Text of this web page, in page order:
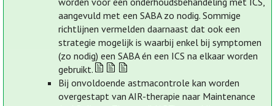
aangevuld met een SABA zo nodig. Sommige
richtlijnen vermelden daarnaast dat ook een
strategie mogelijk is waarbij enkel bij symptomen
(zo nodig) een SABA én een ICS na elkaar worden
gebruikt.
Bij onvoldoende astmacontrole kan worden
overgestapt van AIR-therapie naar Maintenance